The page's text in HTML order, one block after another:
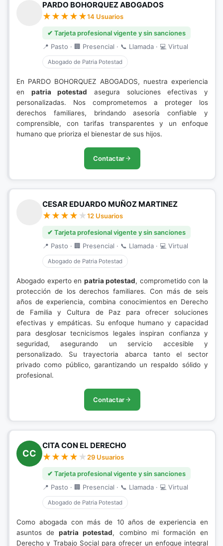
PARDO BOHORQUEZ ABOGADOS
14 Usuarios
✔ Tarjeta profesional vigente y sin sanciones
📍 Pasto · 🏢 Presencial · 📞 Llamada · 💻 Virtual
Abogado de Patria Potestad
En PARDO BOHORQUEZ ABOGADOS, nuestra experiencia
en patria potestad asegura soluciones efectivas y
personalizadas. Nos comprometemos a proteger los
derechos familiares, brindando asesoría confiable y
comprensible, con tarifas transparentes y un enfoque
humano que prioriza el bienestar de sus hijos.
Contactar
CESAR EDUARDO MUÑOZ MARTINEZ
12 Usuarios
✔ Tarjeta profesional vigente y sin sanciones
📍 Pasto · 🏢 Presencial · 📞 Llamada · 💻 Virtual
Abogado de Patria Potestad
Abogado experto en patria potestad, comprometido con la
protección de los derechos familiares. Con más de seis
años de experiencia, combina conocimientos en Derecho
de Familia y Cultura de Paz para ofrecer soluciones
efectivas y empáticas. Su enfoque humano y capacidad
para desglosar tecnicismos legales inspiran confianza y
seguridad, asegurando un servicio accesible y
personalizado. Su trayectoria abarca tanto el sector
privado como público, garantizando un respaldo sólido y
profesional.
Contactar
CC
CITA CON EL DERECHO
29 Usuarios
✔ Tarjeta profesional vigente y sin sanciones
📍 Pasto · 🏢 Presencial · 📞 Llamada · 💻 Virtual
Abogado de Patria Potestad
Como abogada con más de 10 años de experiencia en
asuntos depatria potestad, combino mi formación en
Derecho y Trabajo Social para ofrecer un enfoque integral